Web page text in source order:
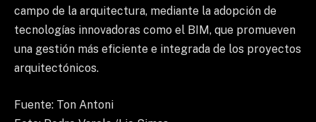
campo de la arquitectura, mediante la adopción de
tecnologías innovadoras como el BIM, que promueven
una gestión más eficiente e integrada de los proyectos
arquitectónicos.
Fuente: Ton Antoni